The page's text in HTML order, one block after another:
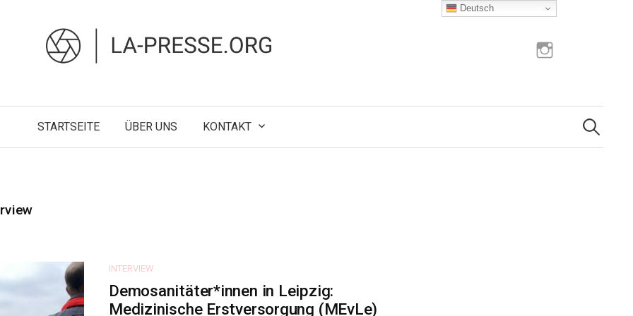
STARTSEITE ÜBER UNS KONTAKT
Suchen
nach:
INTERVIEW
Demosanitäter*innen in Leipzig:
Medizinische Erstversorgung (MEvLe)
Deutsch